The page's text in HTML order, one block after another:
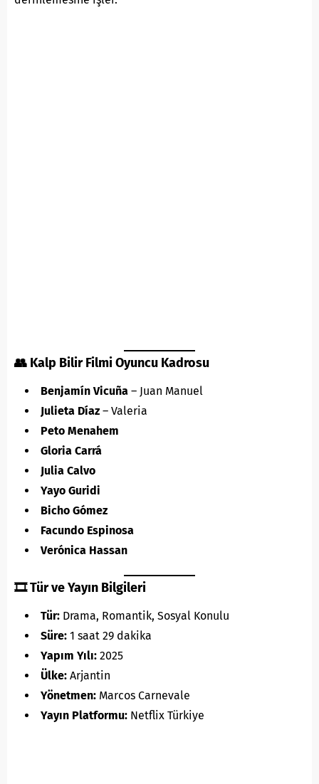
👥 Kalp Bilir Filmi Oyuncu Kadrosu
Benjamín Vicuña – Juan Manuel
Julieta Díaz – Valeria
Peto Menahem
Gloria Carrá
Julia Calvo
Yayo Guridi
Bicho Gómez
Facundo Espinosa
Verónica Hassan
🎞️ Tür ve Yayın Bilgileri
Tür: Drama, Romantik, Sosyal Konulu
Süre: 1 saat 29 dakika
Yapım Yılı: 2025
Ülke: Arjantin
Yönetmen: Marcos Carnevale
Yayın Platformu: Netflix Türkiye